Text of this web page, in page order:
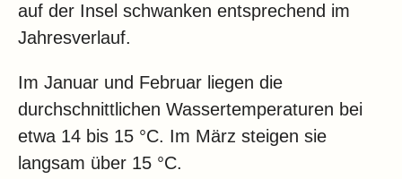
auf der Insel schwanken entsprechend im
Jahresverlauf.
Im Januar und Februar liegen die
durchschnittlichen Wassertemperaturen bei
etwa 14 bis 15 °C. Im März steigen sie
langsam über 15 °C.